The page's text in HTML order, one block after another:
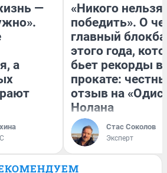
—
а
«Никого нельзя
победить». О
главный
этого года,
бьет рекорды в
прокате:
отзыв на
Нолана
Стас Соколов
Эксперт